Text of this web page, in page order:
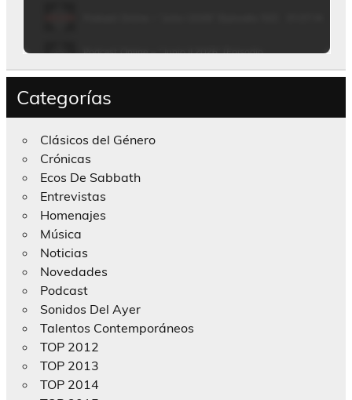
Categorías
Clásicos del Género
Crónicas
Ecos De Sabbath
Entrevistas
Homenajes
Música
Noticias
Novedades
Podcast
Sonidos Del Ayer
Talentos Contemporáneos
TOP 2012
TOP 2013
TOP 2014